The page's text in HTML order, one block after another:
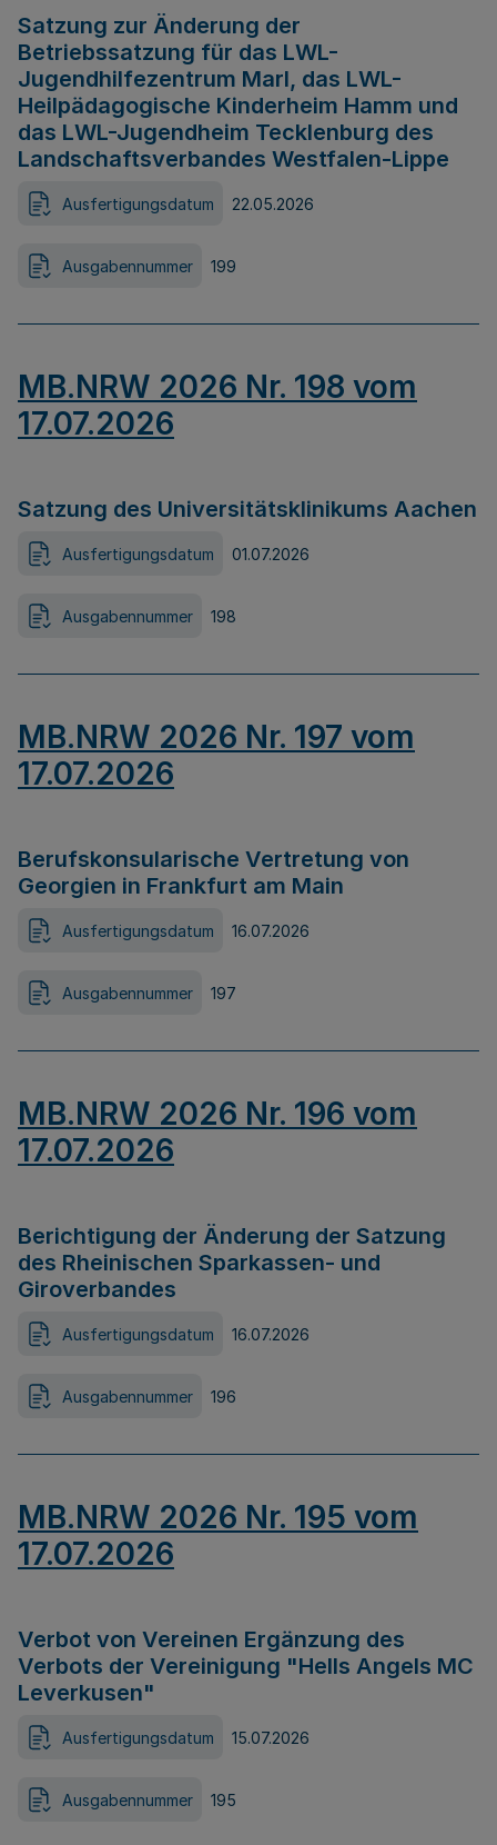
Satzung zur Änderung der
Betriebssatzung für das LWL-
Jugendhilfezentrum Marl, das LWL-
Heilpädagogische Kinderheim Hamm und
das LWL-Jugendheim Tecklenburg des
Landschaftsverbandes Westfalen-Lippe
Ausfertigungsdatum 22.05.2026
Ausgabennummer 199
MB.NRW 2026 Nr. 198 vom
17.07.2026
Satzung des Universitätsklinikums Aachen
Ausfertigungsdatum 01.07.2026
Ausgabennummer 198
MB.NRW 2026 Nr. 197 vom
17.07.2026
Berufskonsularische Vertretung von
Georgien in Frankfurt am Main
Ausfertigungsdatum 16.07.2026
Ausgabennummer 197
MB.NRW 2026 Nr. 196 vom
17.07.2026
Berichtigung der Änderung der Satzung
des Rheinischen Sparkassen- und
Giroverbandes
Ausfertigungsdatum 16.07.2026
Ausgabennummer 196
MB.NRW 2026 Nr. 195 vom
17.07.2026
Verbot von Vereinen Ergänzung des
Verbots der Vereinigung "Hells Angels MC
Leverkusen"
Ausfertigungsdatum 15.07.2026
Ausgabennummer 195